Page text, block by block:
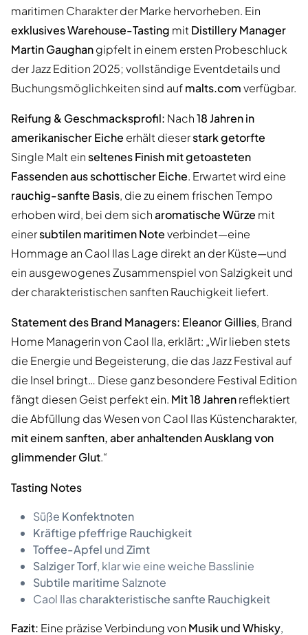
maritimen Charakter der Marke hervorheben. Ein
exklusives Warehouse-Tasting mitDistillery Manager
Martin Gaughangipfelt in einem ersten Probeschluck
der Jazz Edition 2025; vollständige Eventdetails und
Buchungsmöglichkeiten sind aufmalts.comverfügbar.
Reifung & Geschmacksprofil: Nach18 Jahren in
amerikanischer Eiche erhält dieserstark getorfte
Single Malt einseltenes Finish mit getoasteten
Fassenden aus schottischer Eiche. Erwartet wird eine
rauchig-sanfte Basis, die zu einem frischen Tempo
erhoben wird, bei dem sicharomatische Würze mit
einersubtilen maritimen Noteverbindet—eine
Hommage an Caol Ilas Lage direkt an der Küste—und
ein ausgewogenes Zusammenspiel von Salzigkeit und
der charakteristischen sanften Rauchigkeit liefert.
Statement des Brand Managers: Eleanor Gillies, Brand
Home Managerin von Caol Ila, erklärt: „Wir lieben stets
die Energie und Begeisterung, die das Jazz Festival auf
die Insel bringt… Diese ganz besondere Festival Edition
fängt diesen Geist perfekt ein. Mit 18 Jahrenreflektiert
die Abfüllung das Wesen von Caol Ilas Küstencharakter,
mit einem sanften, aber anhaltenden Ausklang von
glimmender Glut.“
Tasting Notes
Süße Konfektnoten
Kräftige pfeffrige Rauchigkeit
Toffee-Apfel undZimt
Salziger Torf, klar wie eine weiche Basslinie
Subtile maritime Salznote
Caol Ilascharakteristische sanfte Rauchigkeit
Fazit: Eine präzise Verbindung von Musik und Whisky,